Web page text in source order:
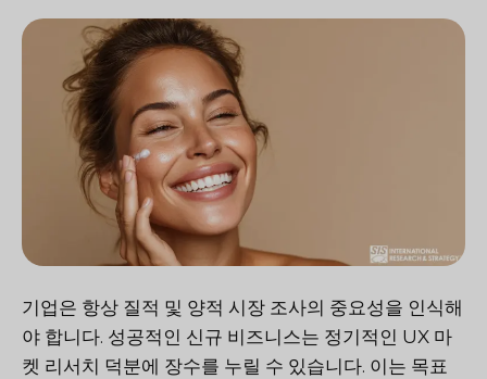
기업은 항상 질적 및 양적 시장 조사의 중요성을 인식해
야 합니다. 성공적인 신규 비즈니스는 정기적인 UX 마
켓 리서치 덕분에 장수를 누릴 수 있습니다. 이는 목표